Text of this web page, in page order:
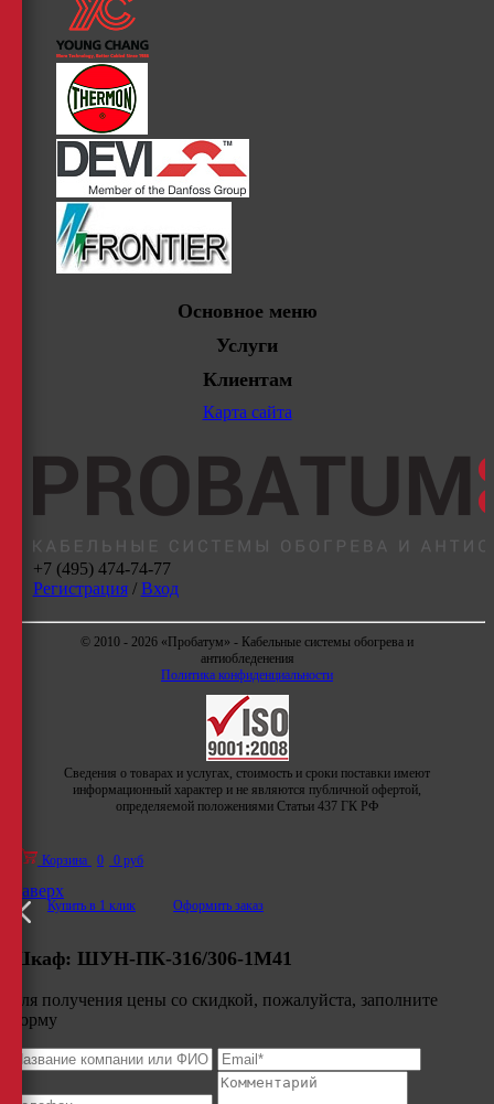
Основное меню
Услуги
Клиентам
Карта сайта
+7 (495) 474-74-77
Регистрация/ Вход
© 2010 - 2026 «Пробатум» - Кабельные системы обогрева и
антиобледенения
Политика конфиденциальности
Сведения о товарах и услугах, стоимость и сроки поставки имеют
информационный характер и не являются публичной офертой,
определяемой положениями Статьи 437 ГК РФ
Корзина 0 0 руб
Купить в 1 клик Оформить заказ
Наверх
Шкаф: ШУН-ПК-316/306-1М41
Для получения цены со скидкой, пожалуйста, заполните
форму